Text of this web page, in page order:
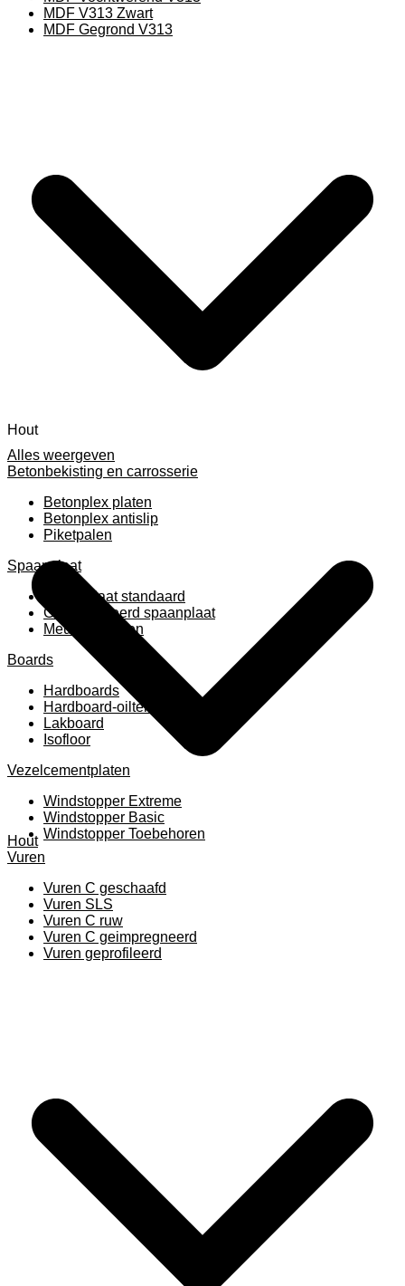
MDF V313 Zwart
MDF Gegrond V313
Alles weergeven
Betonbekisting en carrosserie
Betonplex platen
Betonplex antislip
Piketpalen
Spaanplaat
Spaanplaat standaard
Geplastificeerd spaanplaat
Meubelpanelen
Boards
Hardboards
Hardboard-oiltemperated
Lakboard
Isofloor
Vezelcementplaten
Windstopper Extreme
Windstopper Basic
Windstopper Toebehoren
Hout
Hout
Vuren
Vuren C geschaafd
Vuren SLS
Vuren C ruw
Vuren C geimpregneerd
Vuren geprofileerd